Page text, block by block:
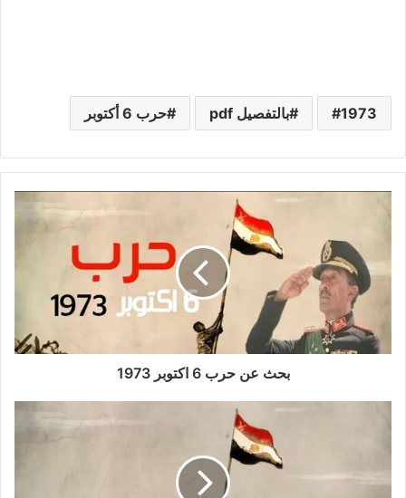
1973 بالتفصيل pdf حرب 6 أكتوبر
بحث عن حرب 6 اكتوبر 1973